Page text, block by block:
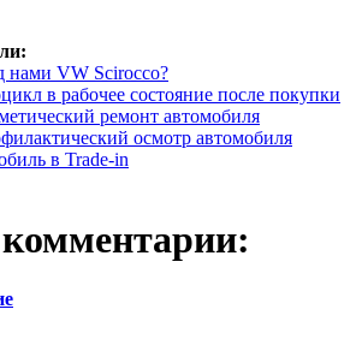
нами VW Scirocco?
в рабочее состояние после покупки
ремонт автомобиля
осмотр автомобиля
в Trade-in